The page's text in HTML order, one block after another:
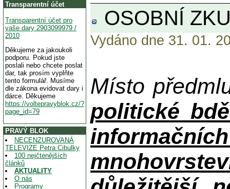
Transparentní účet
Transparentní účet pro
vaše dary 2903099979 /
2010
Děkujeme za jakoukoli
podporu. Pokud jste
poslali nebo chcete poslat
dar, tak prosím vyplňte
tento formulář. Musíme
dle zákona evidovat dary i
dárce. Děkujeme
https://voltepravyblok.cz/?
page_id=79
PRAVÝ BLOK
NECENZUROVANÁ
TELEVIZE Petra Cibulky
100 nejčtenějších
článků
AKTUALITY
O nás
Programy
OSOBNÍ
Vydáno dne 31. 01.
Místo
politické